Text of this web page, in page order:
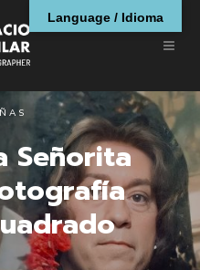
Señorita
Language / Idioma